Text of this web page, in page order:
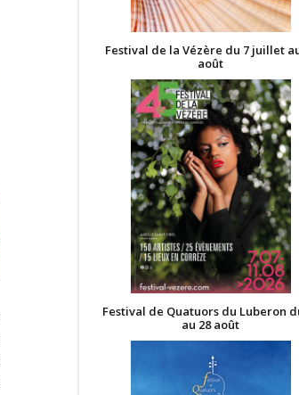
Festival de la Vézère du 7 juillet
août
Festival de Quatuors du Luberon
au 28 août